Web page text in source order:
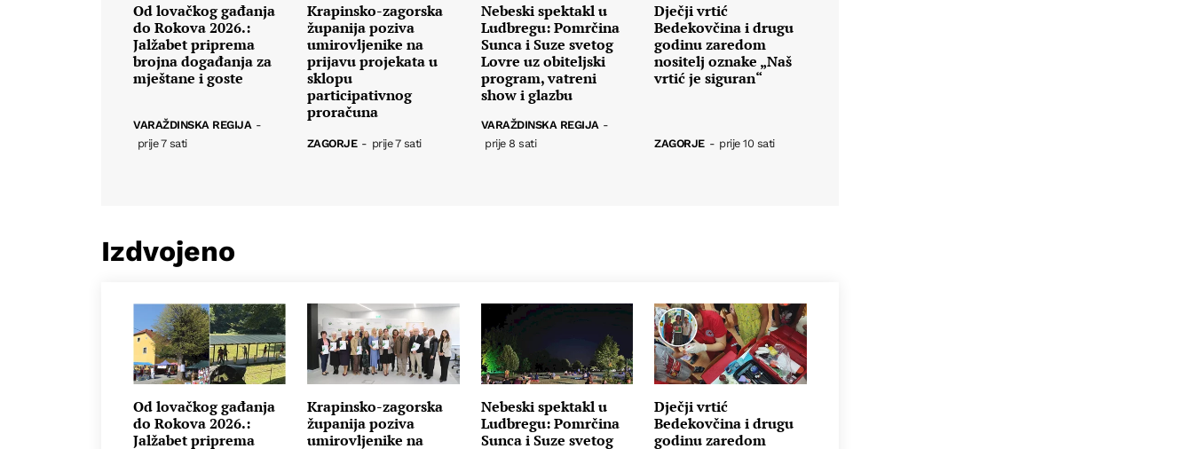
Od lovačkog gađanja
do Rokova 2026.:
Jalžabet priprema
brojna događanja za
mještane i goste
VARAŽDINSKA REGIJA -
prije 7 sati
Krapinsko-zagorska
županija poziva
umirovljenike na
prijavu projekata u
sklopu
participativnog
proračuna
ZAGORJE - prije 7 sati
Nebeski spektakl u
Ludbregu: Pomrčina
Sunca i Suze svetog
Lovre uz obiteljski
program, vatreni
show i glazbu
VARAŽDINSKA REGIJA -
prije 8 sati
Dječji vrtić
Bedekovčina i drugu
godinu zaredom
nositelj oznake „Naš
vrtić je siguran“
ZAGORJE - prije 10 sati
Izdvojeno
Od lovačkog gađanja
do Rokova 2026.:
Jalžabet priprema
Krapinsko-zagorska
županija poziva
umirovljenike na
Nebeski spektakl u
Ludbregu: Pomrčina
Sunca i Suze svetog
Dječji vrtić
Bedekovčina i drugu
godinu zaredom